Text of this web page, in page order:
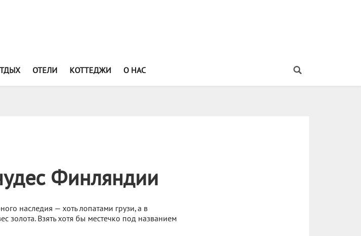
ОТЕЛИ КОТТЕДЖИ О НАС
Финляндии
наследия — хоть лопатами грузи, а в
золота. Взять хотя бы местечко под названием